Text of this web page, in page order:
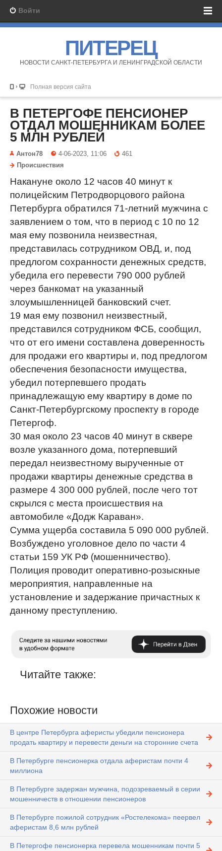
Войти
ПИТЕРЕЦ
НОВОСТИ САНКТ-ПЕТЕРБУРГА И ЛЕНИНГРАДСКОЙ ОБЛАСТИ
Полная версия сайта
В ПЕТЕРГОФЕ ПЕНСИОНЕР
ОТДАЛ МОШЕННИКАМ БОЛЕЕ
5 МЛН РУБЛЕЙ
Антон78 4-06-2023, 11:06
461
Происшествия
Накануне около 12 часов 40 минут к
полицейским Петродворцового района
Петербурга обратился 71-летний мужчина с
заявлением о том, что в период с 10 по 12
мая ему позвонила неизвестная,
представилась сотрудником ОВД, и, под
предлогом сохранности денежных средств,
убедила его перевести 790 000 рублей
через банкомат на указанный
злоумышленницей банковский счет.
19 мая ему позвонил неизвестный,
представился сотрудником ФСБ, сообщил,
что от его имени составлена доверенность
для продажи его квартиры и, под предлогом
обеспечения безопасности имущества,
убедил потерпевшего продать
принадлежащую ему квартиру в доме по
Санкт-Петербургскому проспекту в городе
Петергоф.
30 мая около 23 часов 40 минут в сквере
возле указанного дома, потерпевший
передал неизвестному вырученные от
продажи квартиры денежные средства в
размере 4 300 000 рублей, после чего тот
скрылся с места происшествия на
автомобиле «Додж Караван».
Сумма ущерба составила 5 090 000 рублей.
Возбуждено уголовное дело по части 4
статьи 159 УК РФ (мошенничество).
Полиция проводит оперативно-розыскные
мероприятия, направленные на
установление и задержание причастных к
данному преступлению.
Читайте также:
Похожие новости
В центре Петербурга аферисты убедили пенсионера
продать квартиру и перевести деньги на сторонние счета
В Петербурге пенсионерка отдала аферистам почти 4
миллиона
В Петербурге задержан мужчина, подозреваемый в серии
мошенничеств в отношении пенсионеров
В Петербурге пожилой сотрудник «Ростелекома» пеервел
аферистам 8,6 млн рублей
В Петергофе пенсионерка перевела мошенникам почти 5